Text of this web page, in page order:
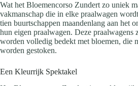
Wat het Bloemencorso Zundert zo uniek
vakmanschap die in elke praalwagen
tien buurtschappen maandenlang aan het
hun eigen praalwagen. Deze praalwagens
worden volledig bedekt met bloemen, die
worden gestoken.
Een Kleurrijk Spektakel